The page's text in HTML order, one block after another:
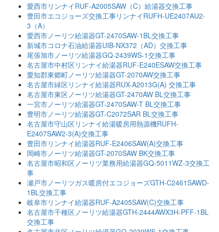
愛西市リンナイRUF-A2005SAW（C）給湯器交換工事
豊田市エコジョーズ交換工事リンナイRUFH-UE2407AU2-
3（A）
愛西市ノーリツ給湯器GT-2470SAW-1BL交換工事
新城市コロナ石油給湯器UIB-NX372（AD）交換工事
尾張旭市ノーリツ給湯器GQ-2439WS-1交換工事
名古屋市中村区リンナイ給湯器RUF-E240ESAW交換工事
愛知郡東郷町ノーリツ給湯器GT-2070AW交換工事
名古屋市緑区リンナイ給湯器RUX-A2013G(A) 交換工事
名古屋市東区ノーリツ給湯器GT-2470AW BL交換工事
一宮市ノーリツ給湯器GT-2470SAW-T BL交換工事
豊明市ノーリツ給湯器GT-C2072SAR BL交換工事
名古屋市守山区リンナイ給湯暖房用熱源機RUFH-
E2407SAW2-3(A)交換工事
豊田市リンナイ給湯器RUF-E2406SAW(A)交換工事
岡崎市ノーリツ給湯器GT-2070SAW BK交換工事
名古屋市昭和区ノーリツ業務用給湯器GQ-5011WZ-3交換工
事
瀬戸市ノーリツガス暖房付エコジョーズGTH-C2461SAWD-
1BL交換工事
岐阜市リンナイ給湯器RUF-A2405SAW(C)交換工事
名古屋市千種区ノーリツ給湯器GTH-2444AWX3H-PFF-1BL
交換工事